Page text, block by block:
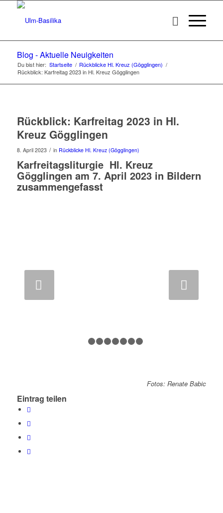
Blog - Aktuelle Neuigkeiten
Du bist hier: Startseite / Rückblicke Hl. Kreuz (Gögglingen) /
Rückblick: Karfreitag 2023 in Hl. Kreuz Gögglingen
Rückblick: Karfreitag 2023 in Hl.
Kreuz Gögglingen
8. April 2023 / in Rückblicke Hl. Kreuz (Gögglingen)
Karfreitagsliturgie Hl. Kreuz
Gögglingen am 7. April 2023 in Bildern
zusammengefasst
1 2
Fotos: Renate Babic
Eintrag teilen